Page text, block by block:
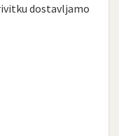
dostavljamo